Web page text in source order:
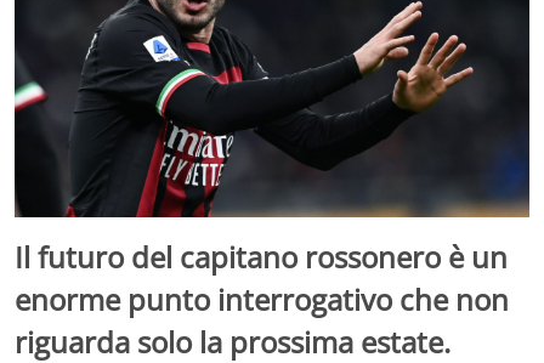
Il futuro del capitano rossonero è un
enorme punto interrogativo che non
riguarda solo la prossima estate.